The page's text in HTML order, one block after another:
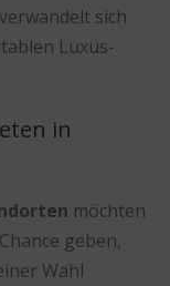
sich
Luxus-
in
möchten
geben,
Wahl